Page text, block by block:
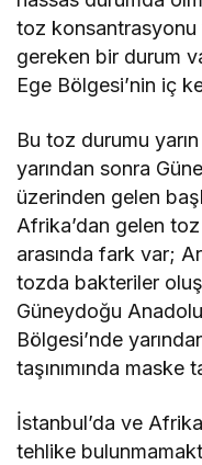
toz
gereken bir durum
Ege Bölgesi’nin iç
Bu toz durumu
yarından sonra
üzerinden gelen
Afrika’dan gelen
arasında fark var;
tozda bakteriler
Güneydoğu
Bölgesi’nde
taşınımında maske
İstanbul’da ve
tehlike